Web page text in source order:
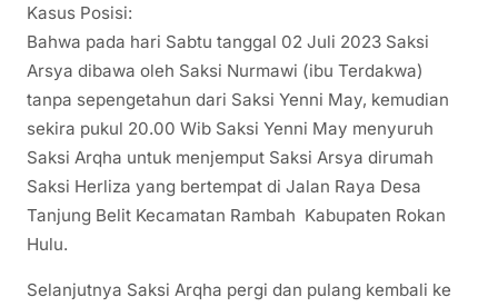
Kasus Posisi:
Bahwa pada hari Sabtu tanggal 02 Juli 2023 Saksi
Arsya dibawa oleh Saksi Nurmawi (ibu Terdakwa)
tanpa sepengetahun dari Saksi Yenni May, kemudian
sekira pukul 20.00 Wib Saksi Yenni May menyuruh
Saksi Arqha untuk menjemput Saksi Arsya dirumah
Saksi Herliza yang bertempat di Jalan Raya Desa
Tanjung Belit Kecamatan Rambah Kabupaten Rokan
Hulu.
Selanjutnya Saksi Arqha pergi dan pulang kembali ke